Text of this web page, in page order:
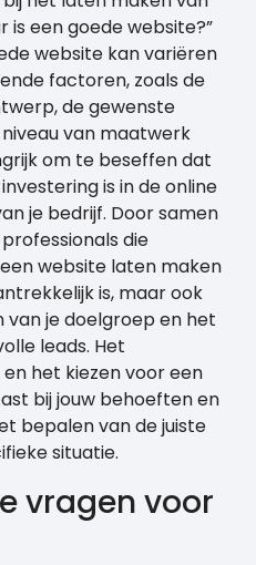
is een goede website?”
website kan variëren
factoren, zoals de
de gewenste
van maatwerk
om te beseffen dat
is in de online
je bedrijf. Door samen
die
website laten maken
is, maar ook
je doelgroep en het
leads. Het
het kiezen voor een
bij jouw behoeften en
bepalen van de juiste
situatie.
vragen voor